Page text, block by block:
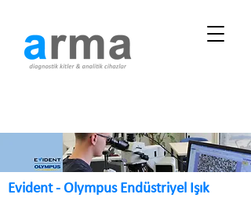
Evident - Olympus Endüstriyel Işık